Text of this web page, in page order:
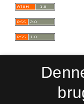
Sprogforum.
kulturpædagogik